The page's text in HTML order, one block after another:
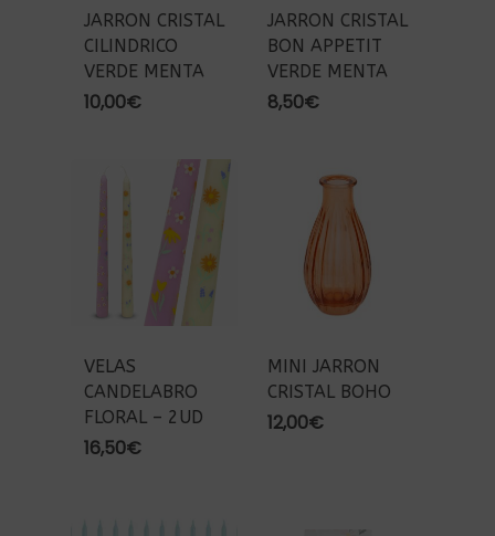
JARRON CRISTAL
CILINDRICO
VERDE MENTA
10,00€
JARRON CRISTAL
BON APPETIT
VERDE MENTA
8,50€
VELAS
CANDELABRO
FLORAL – 2UD
16,50€
MINI JARRON
CRISTAL BOHO
12,00€